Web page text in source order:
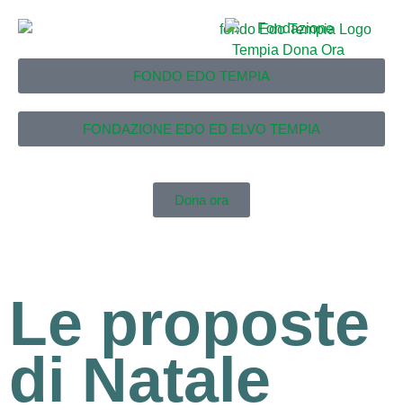
FONDO EDO TEMPIA
FONDAZIONE EDO ED ELVO TEMPIA
Dona ora
Le proposte
di Natale